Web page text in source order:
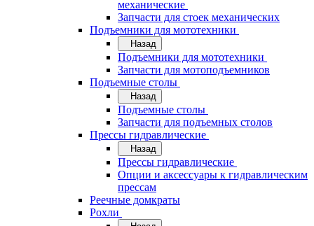
механические
Запчасти для стоек механических
Подъемники для мототехники
Назад
Подъемники для мототехники
Запчасти для мотоподъемников
Подъемные столы
Назад
Подъемные столы
Запчасти для подъемных столов
Прессы гидравлические
Назад
Прессы гидравлические
Опции и аксессуары к гидравлическим
прессам
Реечные домкраты
Рохли